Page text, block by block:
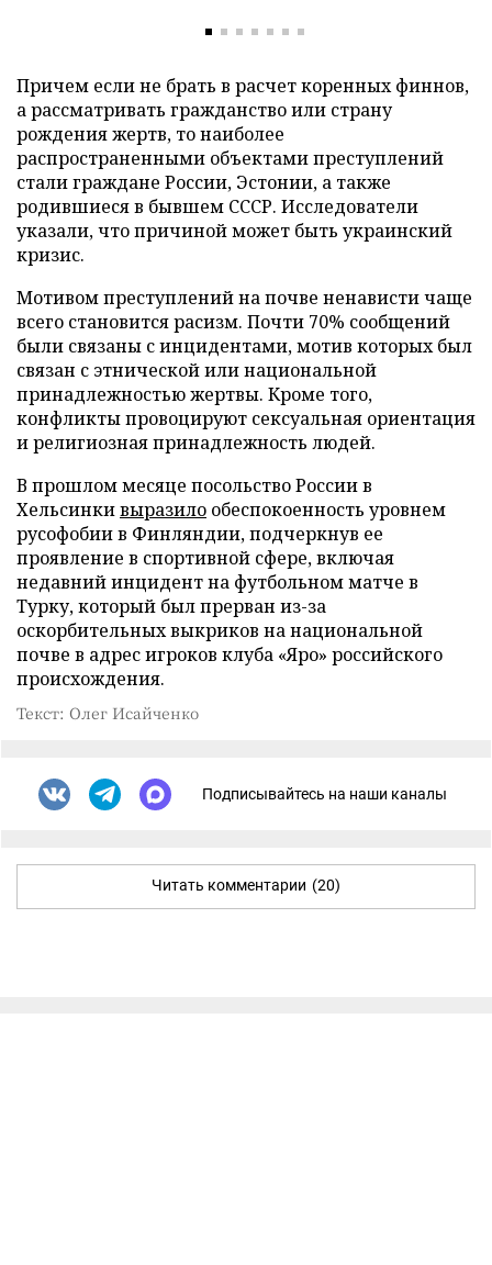
Причем если не брать в расчет коренных финнов,
а рассматривать гражданство или страну
рождения жертв, то наиболее
распространенными объектами преступлений
стали граждане России, Эстонии, а также
родившиеся в бывшем СССР. Исследователи
указали, что причиной может быть украинский
кризис.
Мотивом преступлений на почве ненависти чаще
всего становится расизм. Почти 70% сообщений
были связаны с инцидентами, мотив которых был
связан с этнической или национальной
принадлежностью жертвы. Кроме того,
конфликты провоцируют сексуальная ориентация
и религиозная принадлежность людей.
В прошлом месяце посольство России в
Хельсинкивыразило обеспокоенность уровнем
русофобии в Финляндии, подчеркнув ее
проявление в спортивной сфере, включая
недавний инцидент на футбольном матче в
Турку, который был прерван из-за
оскорбительных выкриков на национальной
почве в адрес игроков клуба «Яро» российского
происхождения.
Текст: Олег Исайченко
Подписывайтесь на наши каналы
Читать комментарии (20)